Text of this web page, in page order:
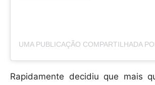
Rapidamente decidiu que mais